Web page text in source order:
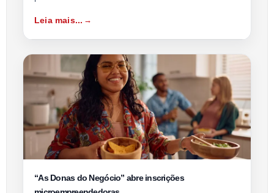
Leia mais...
“As Donas do Negócio” abre inscrições